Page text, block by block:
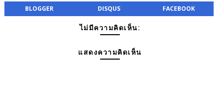
BLOGGER DISQUS FACEBOOK
ไม่มีความคิดเห็น:
แสดงความคิดเห็น